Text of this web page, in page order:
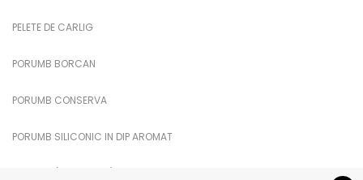
PELETE DE CARLIG
PORUMB BORCAN
PORUMB CONSERVA
PORUMB SILICONIC IN DIP AROMAT